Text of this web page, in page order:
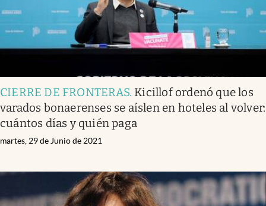
CIERRE DE FRONTERAS. Kicillof ordenó que los
varados bonaerenses se aíslen en hoteles al volver:
cuántos días y quién paga
martes, 29 de Junio de 2021